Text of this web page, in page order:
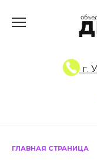
г.
ГЛАВНАЯ СТРАНИЦА